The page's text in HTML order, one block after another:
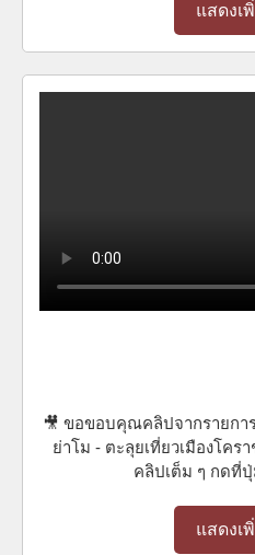
แสดงเ
🎥 ขอขอบคุณคลิปจากรายการ
ย่าโม - ตะลุยเที่ยวเมืองโค
คลิปเต็ม ๆ กดที่
แสดงเ